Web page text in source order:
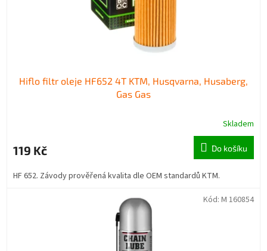
Hiflo filtr oleje HF652 4T KTM, Husqvarna, Husaberg,
Gas Gas
Skladem
119 Kč Do košíku
HF 652. Závody prověřená kvalita dle OEM standardů KTM.
Kód: M 160854